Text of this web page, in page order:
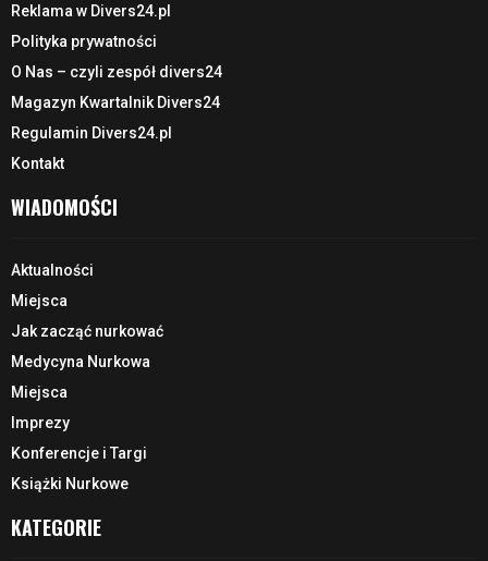
Reklama w Divers24.pl
Polityka prywatności
O Nas – czyli zespół divers24
Magazyn Kwartalnik Divers24
Regulamin Divers24.pl
Kontakt
WIADOMOŚCI
Aktualności
Miejsca
Jak zacząć nurkować
Medycyna Nurkowa
Miejsca
Imprezy
Konferencje i Targi
Książki Nurkowe
KATEGORIE